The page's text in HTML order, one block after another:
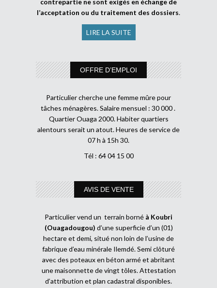
contrepartie ne sont exigés en échange de
l’acceptation ou du traitement des dossiers.
LIRE LA SUITE
OFFRE D’EMPLOI
Particulier cherche une femme mûre pour
tâches ménagères. Salaire mensuel : 30 000 .
Quartier Ouaga 2000. Habiter quartiers
alentours serait un atout. Heures de service de
07 h à 15h 30.
Tél : 64 04 15 00
AVIS DE VENTE
Particulier vend un terrain borné à Koubri
(Ouagadougou) d’une superficie d’un (01)
hectare et demi, situé non loin de l’usine de
fabrique d’eau minérale Ilemdé. Semi clôturé
avec des poteaux en béton armé et abritant
une maisonnette de vingt tôles. Attestation
d’attribution et plan cadastral disponibles.